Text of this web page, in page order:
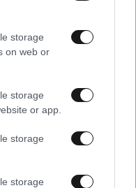
storage
on web or
storage
or app.
storage
storage